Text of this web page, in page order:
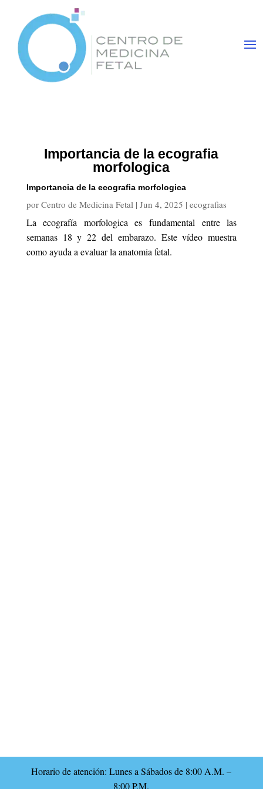
Importancia de la ecografia
morfologica
Importancia de la ecografia morfologica
por Centro de Medicina Fetal | Jun 4, 2025 | ecografias
La ecografía morfologica es fundamental entre las
semanas 18 y 22 del embarazo. Este vídeo muestra
como ayuda a evaluar la anatomia fetal.
Horario de atención: Lunes a Sábados de 8:00 A.M. –
8:00 P.M.